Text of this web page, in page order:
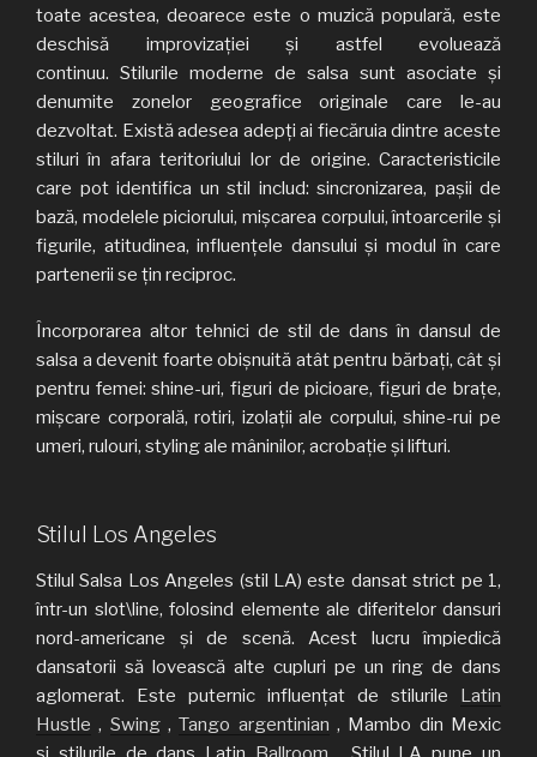
toate acestea, deoarece este o muzică populară, este
deschisă improvizației și astfel evoluează
continuu. Stilurile moderne de salsa sunt asociate și
denumite zonelor geografice originale care le-au
dezvoltat. Există adesea adepți ai fiecăruia dintre aceste
stiluri în afara teritoriului lor de origine. Caracteristicile
care pot identifica un stil includ: sincronizarea, pașii de
bază, modelele piciorului, mișcarea corpului, întoarcerile și
figurile, atitudinea, influențele dansului și modul în care
partenerii se țin reciproc.
Încorporarea altor tehnici de stil de dans în dansul de
salsa a devenit foarte obișnuită atât pentru bărbați, cât și
pentru femei: shine-uri, figuri de picioare, figuri de brațe,
mișcare corporală, rotiri, izolații ale corpului, shine-rui pe
umeri, rulouri, styling ale mâninilor, acrobație și lifturi.
Stilul Los Angeles
Stilul Salsa Los Angeles (stil LA) este dansat strict pe 1,
într-un slot\line, folosind elemente ale diferitelor dansuri
nord-americane și de scenă. Acest lucru împiedică
dansatorii să lovească alte cupluri pe un ring de dans
aglomerat. Este puternic influențat de stilurile Latin
Hustle , Swing,Tango argentinian , Mambo din Mexic